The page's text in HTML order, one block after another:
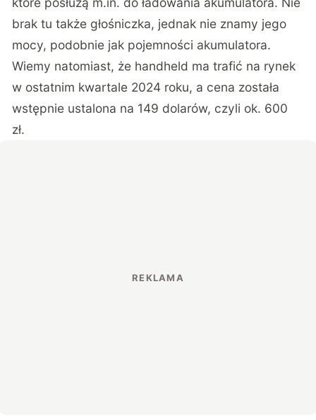
brak tu także głośniczka, jednak nie znamy jego
mocy, podobnie jak pojemności akumulatora.
Wiemy natomiast, że handheld ma trafić na rynek
w ostatnim kwartale 2024 roku, a cena została
wstępnie ustalona na 149 dolarów, czyli ok. 600
zł.